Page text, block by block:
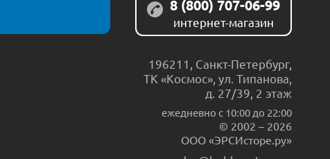
8 (800) 707-06-99
интернет-магазин
196211 Санкт-Петербург,
ТК «Космос», ул. Типанова,
д. 27/39, 2 этаж
ежедневно c 10:00 до 22:00
© 2002 – 2026
ООО «ЭРСИсторе.ру»